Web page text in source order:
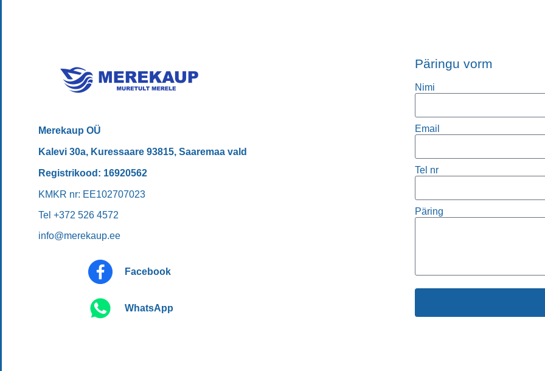
Merekaup OÜ
Kalevi 30a, Kuressaare 93815, Saaremaa vald
Registrikood: 16920562
KMKR nr: EE102707023
Tel +372 526 4572
info@merekaup.ee
Facebook
WhatsApp
Päringu vorm
Nimi
Email
Tel nr
Päring